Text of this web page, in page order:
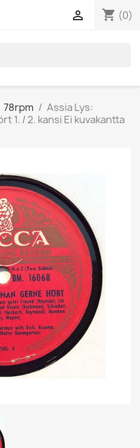
shopping_cart (0)

78rpm
Assia Lys:
1. / 2. kansi Ei kuvakantta